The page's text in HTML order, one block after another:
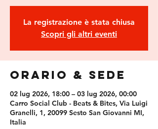
La registrazione è stata chiusa
Scopri gli altri eventi
Orario & Sede
02 lug 2026, 18:00 – 03 lug 2026, 00:00
Carro Social Club - Beats & Bites, Via Luigi
Granelli, 1, 20099 Sesto San Giovanni MI,
Italia